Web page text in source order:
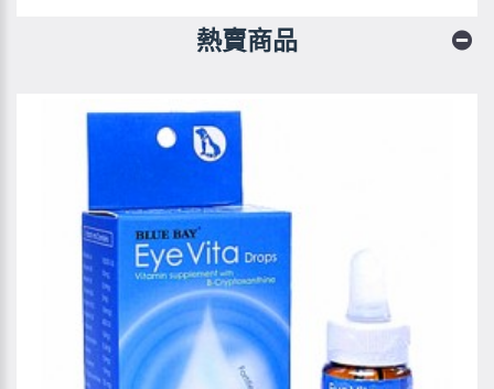
熱賣商品